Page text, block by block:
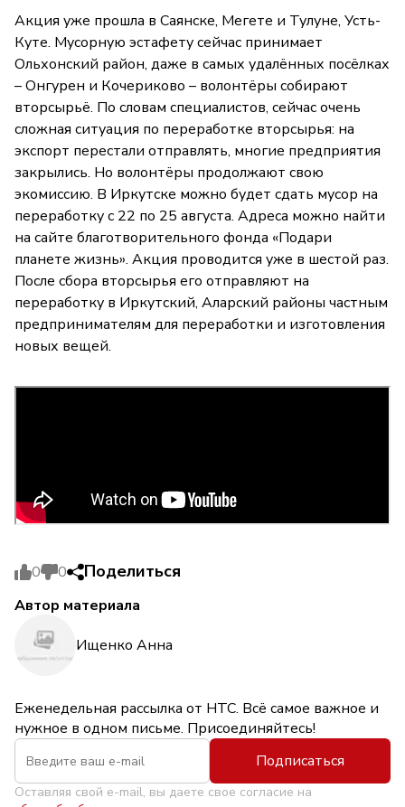
Акция уже прошла в Саянске, Мегете и Тулуне, Усть-
Куте. Мусорную эстафету сейчас принимает
Ольхонский район, даже в самых удалённых посёлках
– Онгурен и Кочериково – волонтёры собирают
вторсырьё. По словам специалистов, сейчас очень
сложная ситуация по переработке вторсырья: на
экспорт перестали отправлять, многие предприятия
закрылись. Но волонтёры продолжают свою
экомиссию. В Иркутске можно будет сдать мусор на
переработку с 22 по 25 августа. Адреса можно найти
на сайте благотворительного фонда «Подари
планете жизнь». Акция проводится уже в шестой раз.
После сбора вторсырья его отправляют на
переработку в Иркутский, Аларский районы частным
предпринимателям для переработки и изготовления
новых вещей.
0 0 Поделиться
Автор материала
Ищенко Анна
Еженедельная рассылка от НТС. Всё самое важное и
нужное в одном письме. Присоединяйтесь!
Подписаться
Оставляя свой e-mail, вы даете свое согласие на